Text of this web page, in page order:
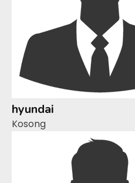
hyundai
Kosong